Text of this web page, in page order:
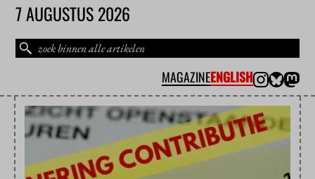
7 AUGUSTUS 2026
MAGAZINEENGLISH